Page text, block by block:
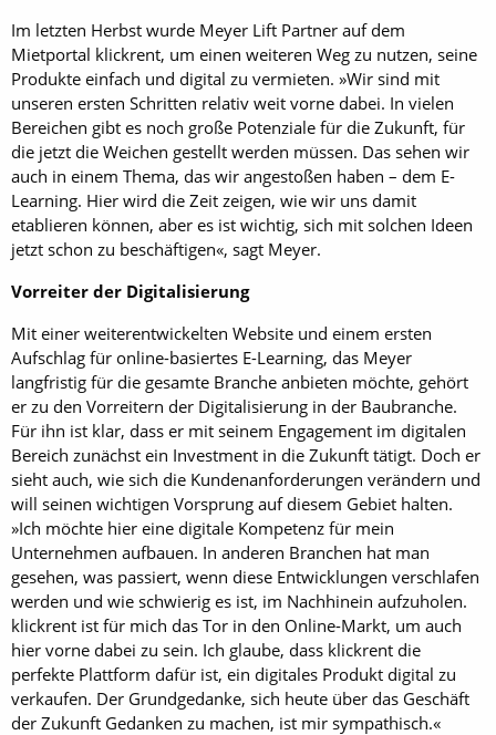
Im letzten Herbst wurde Meyer Lift Partner auf dem
Mietportal klickrent, um einen weiteren Weg zu nutzen, seine
Produkte einfach und digital zu vermieten. »Wir sind mit
unseren ersten Schritten relativ weit vorne dabei. In vielen
Bereichen gibt es noch große Potenziale für die Zukunft, für
die jetzt die Weichen gestellt werden müssen. Das sehen wir
auch in einem Thema, das wir angestoßen haben – dem E-
Learning. Hier wird die Zeit zeigen, wie wir uns damit
etablieren können, aber es ist wichtig, sich mit solchen Ideen
jetzt schon zu beschäftigen«, sagt Meyer.
Vorreiter der Digitalisierung
Mit einer weiterentwickelten Website und einem ersten
Aufschlag für online-basiertes E-Learning, das Meyer
langfristig für die gesamte Branche anbieten möchte, gehört
er zu den Vorreitern der Digitalisierung in der Baubranche.
Für ihn ist klar, dass er mit seinem En­gage­ment im digitalen
Bereich zunächst ein Investment in die Zukunft tätigt. Doch er
sieht auch, wie sich die Kunden­anforderungen verändern und
will seinen wichtigen Vorsprung auf diesem Gebiet halten.
»Ich möchte hier eine digitale Kompetenz für mein
Unternehmen aufbauen. In anderen Branchen hat man
gesehen, was passiert, wenn diese Entwicklungen verschlafen
werden und wie schwierig es ist, im Nachhinein aufzuholen.
klickrent ist für mich das Tor in den Online-Markt, um auch
hier vorne dabei zu sein. Ich glaube, dass klickrent die
perfekte Plattform dafür ist, ein digitales Produkt digital zu
verkaufen. Der Grundgedanke, sich heute über das Geschäft
der Zukunft Gedanken zu machen, ist mir sympathisch.«